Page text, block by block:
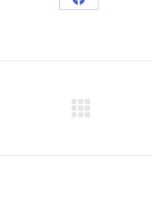
Share
Facebook